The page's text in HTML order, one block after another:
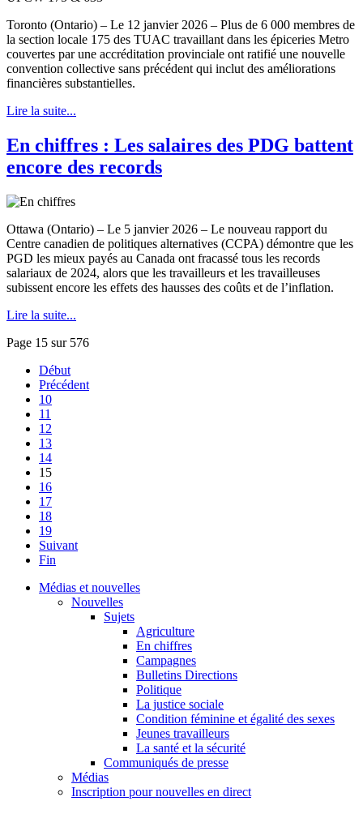
Toronto (Ontario) – Le 12 janvier 2026 – Plus de 6 000 membres de
la section locale 175 des TUAC travaillant dans les épiceries Metro
couvertes par une accréditation provinciale ont ratifié une nouvelle
convention collective sans précédent qui inclut des améliorations
financières substantielles.
Lire la suite...
En chiffres : Les salaires des PDG battent
encore des records
Ottawa (Ontario) – Le 5 janvier 2026 – Le nouveau rapport du
Centre canadien de politiques alternatives (CCPA) démontre que les
PGD les mieux payés au Canada ont fracassé tous les records
salariaux de 2024, alors que les travailleurs et les travailleuses
subissent encore les effets des hausses des coûts et de l’inflation.
Lire la suite...
Page 15 sur 576
Début
Précédent
10
11
12
13
14
15
16
17
18
19
Suivant
Fin
Médias et nouvelles
Nouvelles
Sujets
Agriculture
En chiffres
Campagnes
Bulletins Directions
Politique
La justice sociale
Condition féminine et égalité des sexes
Jeunes travailleurs
La santé et la sécurité
Communiqués de presse
Médias
Inscription pour nouvelles en direct